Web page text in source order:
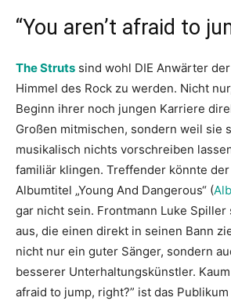
“You aren’t afraid to
The Struts sind wohl DIE Anwärter
Himmel des Rock zu werden. Nicht
Beginn ihrer noch jungen Karriere
Großen mitmischen, sondern weil sie
musikalisch nichts vorschreiben
familiär klingen. Treffender könnte
Albumtitel „Young And Dangerous“ (
gar nicht sein. Frontmann Luke Spiller
aus, die einen direkt in seinen Bann
nicht nur ein guter Sänger, sondern
besserer Unterhaltungskünstler. Kaum
afraid to jump, right?” ist das